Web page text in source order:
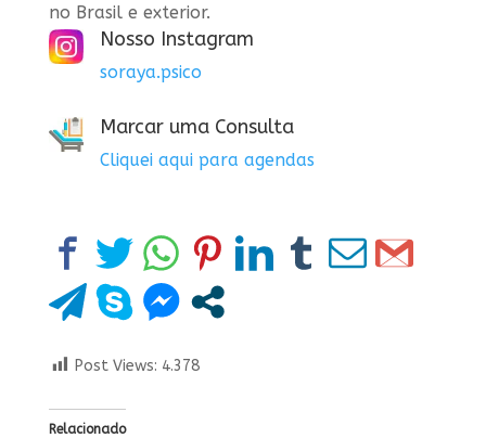
no Brasil e exterior.
Nosso Instagram
soraya.psico
Marcar uma Consulta
Cliquei aqui para agendas
Post Views: 4.378
Relacionado